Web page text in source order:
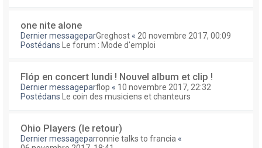
one nite alone
Dernier messageparGreghost « 20 novembre 2017, 00:09
Postédans
Le forum : Mode d'emploi
Flóp en concert lundi ! Nouvel album et clip !
Dernier messageparflop « 10 novembre 2017, 22:32
Postédans
Le coin des musiciens et chanteurs
Ohio Players (le retour)
Dernier messageparronnie talks to francia «